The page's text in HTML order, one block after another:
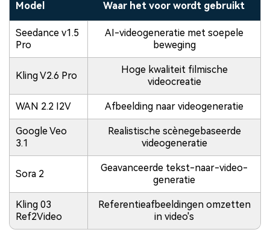
Model Waar het voor wordt gebruikt
Seedance v1.5
Pro
AI-videogeneratie met soepele
beweging
Kling V2.6 Pro
Hoge kwaliteit filmische
videocreatie
WAN 2.2 I2V Afbeelding naar videogeneratie
Google Veo
3.1
Realistische scènegebaseerde
videogeneratie
Sora 2
Geavanceerde tekst-naar-video-
generatie
Kling 03
Ref2Video
Referentieafbeeldingen omzetten
in video's